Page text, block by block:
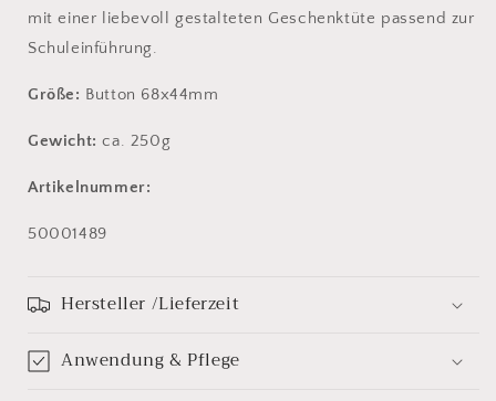
mit einer liebevoll gestalteten Geschenktüte passend zur
Schuleinführung.
Größe: Button 68x44mm
Gewicht: ca. 250g
Artikelnummer:
SKU:
50001489
Hersteller /Lieferzeit
Anwendung & Pflege